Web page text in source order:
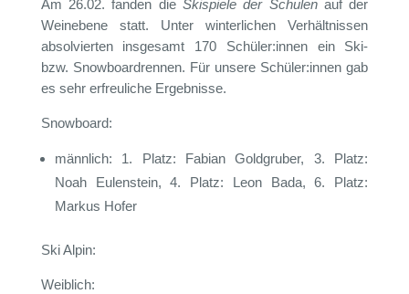
Am 26.02. fanden die Skispiele der Schulenauf der
Weinebene statt. Unter winterlichen Verhältnissen
absolvierten insgesamt 170 Schüler:innen ein Ski-
bzw. Snowboardrennen. Für unsere Schüler:innen gab
es sehr erfreuliche Ergebnisse.
Snowboard:
männlich: 1. Platz: Fabian Goldgruber, 3. Platz:
Noah Eulenstein, 4. Platz: Leon Bada, 6. Platz:
Markus Hofer
Ski Alpin:
Weiblich: